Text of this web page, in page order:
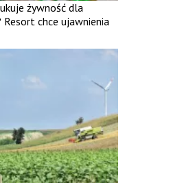
żywność dla
Resort chce ujawnienia